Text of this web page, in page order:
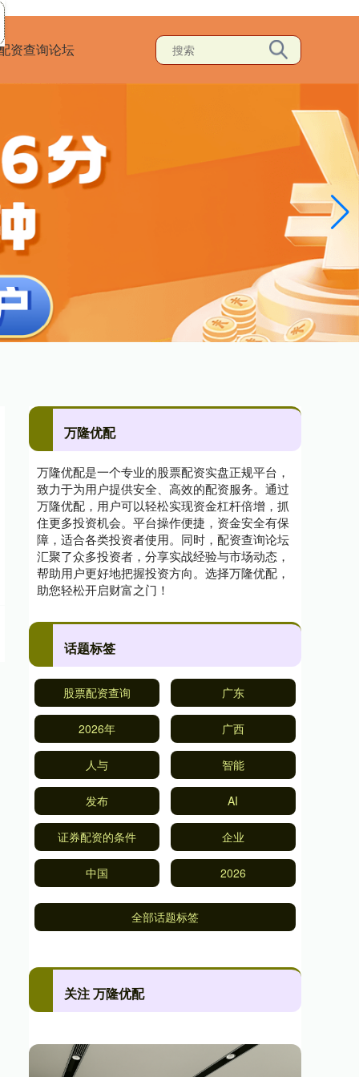
资查询论坛
万隆优配
万隆优配是一个专业的股票配资实盘正规平台，
致力于为用户提供安全、高效的配资服务。通过
万隆优配，用户可以轻松实现资金杠杆倍增，抓
住更多投资机会。平台操作便捷，资金安全有保
障，适合各类投资者使用。同时，配资查询论坛
汇聚了众多投资者，分享实战经验与市场动态，
帮助用户更好地把握投资方向。选择万隆优配，
助您轻松开启财富之门！
话题标签
股票配资查询 广东
2026年 广西
人与 智能
发布 AI
证券配资的条件 企业
中国 2026
全部话题标签
关注 万隆优配